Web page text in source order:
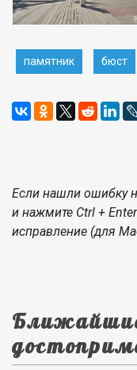
памятник бюст
Если нашли ошибку
и нажмите Ctrl +
исправление (для